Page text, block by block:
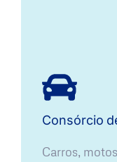
Consórcio
Carros,